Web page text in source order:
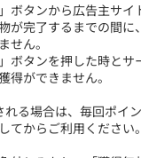
ボタンから広告主サイ
が完了するまでの間
せん。
ボタンを押した時と
得ができません。
る場合は、毎回ポイ
てからご利用ください。